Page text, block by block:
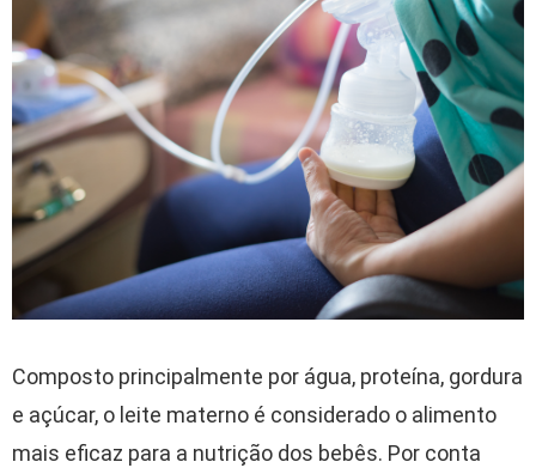
Composto principalmente por água, proteína, gordura
e açúcar, o leite materno é considerado o alimento
mais eficaz para a nutrição dos bebês. Por conta